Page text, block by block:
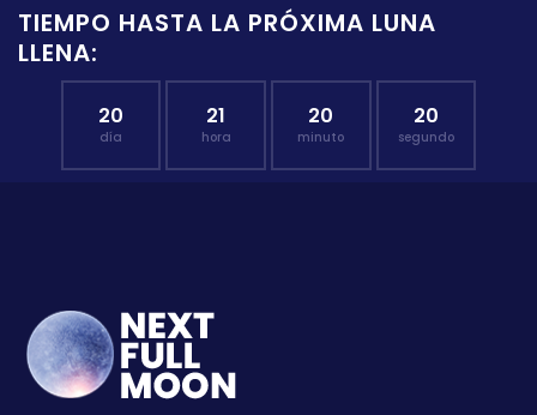
TIEMPO HASTA LA PRÓXIMA LUNA
LLENA:
20
día
21
hora
20
minuto
19
segundo